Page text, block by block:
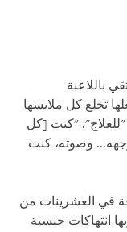
باللاعبة
تخلع كل ملابسها
"للعلاج". "كنت [كل
وصوته، كنت
في العشرينات من
انتهاكات جنسية